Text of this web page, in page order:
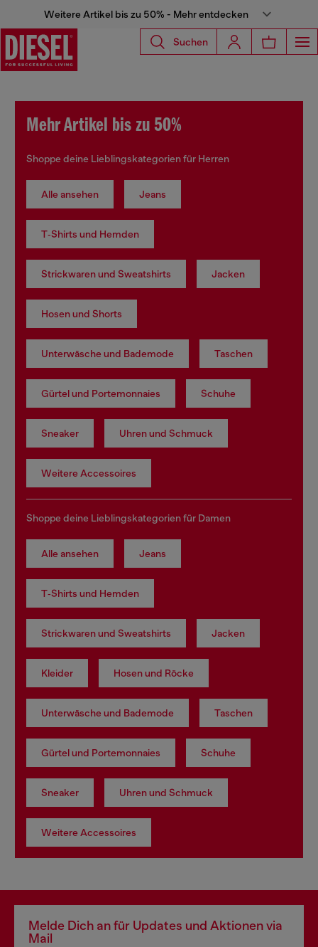
Weitere Artikel bis zu 50% - Mehr entdecken
Suchen
Mehr Artikel bis zu 50%
Shoppe deine Lieblingskategorien für Herren
Alle ansehen Jeans
T‑Shirts und Hemden
Strickwaren und Sweatshirts Jacken
Hosen und Shorts
Unterwäsche und Bademode Taschen
Gürtel und Portemonnaies Schuhe
Sneaker Uhren und Schmuck
Weitere Accessoires
Shoppe deine Lieblingskategorien für Damen
Alle ansehen Jeans
T‑Shirts und Hemden
Strickwaren und Sweatshirts Jacken
Kleider Hosen und Röcke
Unterwäsche und Bademode Taschen
Gürtel und Portemonnaies Schuhe
Sneaker Uhren und Schmuck
Weitere Accessoires
Melde Dich an für Updates und Aktionen via
Mail